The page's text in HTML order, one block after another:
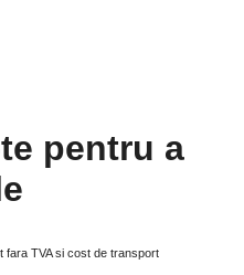
pentru a
fara TVA si cost de transport